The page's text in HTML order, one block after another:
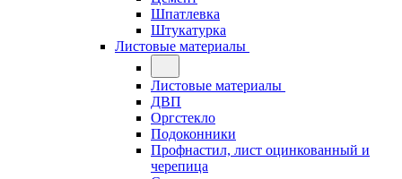
Шпатлевка
Штукатурка
Листовые материалы
Листовые материалы
ДВП
Оргстекло
Подоконники
Профнастил, лист оцинкованный и
черепица